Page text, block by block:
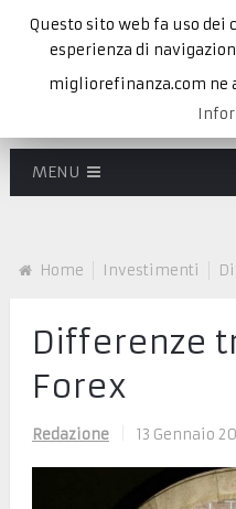
MENU
Home Investimenti
Differenze
Forex
Redazione 13 Gennaio
Questo sito web fa uso
esperienza di
migliorefinanza.com ne